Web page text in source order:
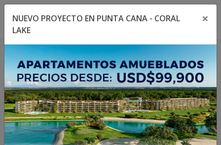
Toggle navigation menu
NUEVO PROYECTO EN PUNTA CANA - CORAL
LAKE
×